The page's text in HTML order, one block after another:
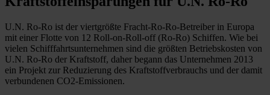
U.N. Ro-Ro ist der viertgrößte Fracht-Ro-Ro-Betreiber in Europa
mit einer Flotte von 12 Roll-on-Roll-off (Ro-Ro) Schiffen. Wie bei
vielen Schifffahrtsunternehmen sind die größten Betriebskosten von
U.N. Ro-Ro der Kraftstoff, daher begann das Unternehmen 2013
ein Projekt zur Reduzierung des Kraftstoffverbrauchs und der damit
verbundenen CO2-Emissionen.